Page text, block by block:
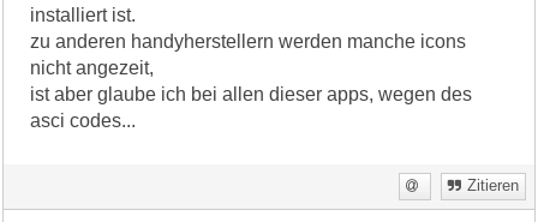
installiert ist.
zu anderen handyherstellern werden manche icons
nicht angezeit,
ist aber glaube ich bei allen dieser apps, wegen des
asci codes...
Zitieren